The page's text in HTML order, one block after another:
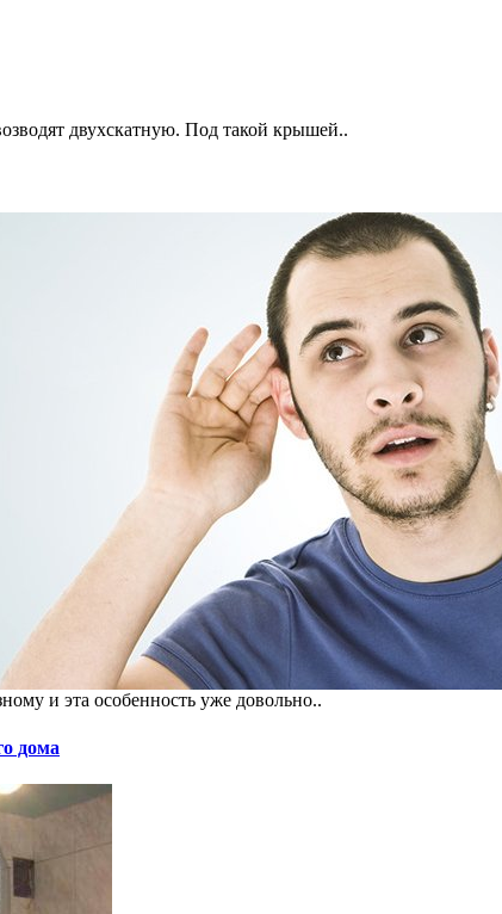
двухскатную. Под такой крышей..
и эта особенность уже довольно..
дома